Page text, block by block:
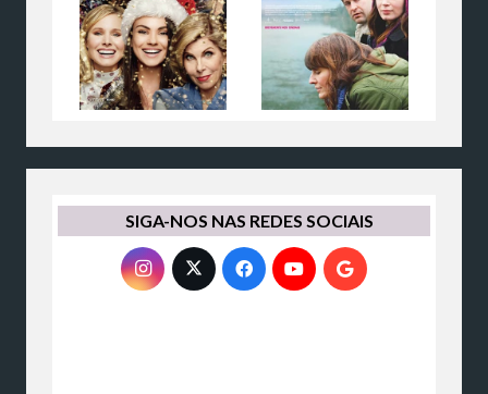
SIGA-NOS NAS REDES SOCIAIS